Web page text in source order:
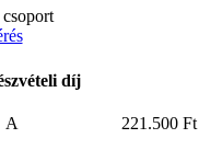
díj
A 221.500 Ft